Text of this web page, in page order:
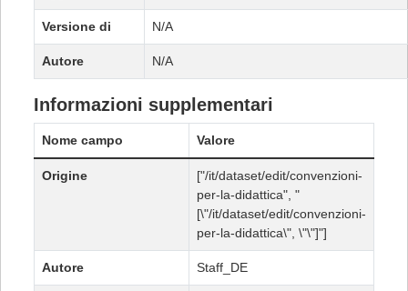
Versione di N/A
Autore N/A
Informazioni supplementari
Nome campo Valore
Origine
["/it/dataset/edit/convenzioni-
per-la-didattica", "
[\"/it/dataset/edit/convenzioni-
per-la-didattica\", \"\"]"]
Autore Staff_DE